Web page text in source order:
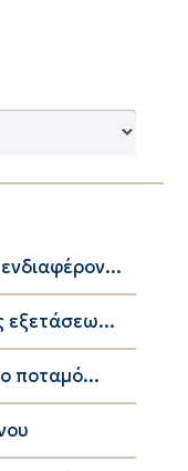
εξετάσεω...
ποταμό...